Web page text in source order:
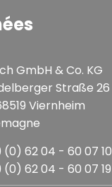
GmbH & Co. KG
Straße 26
Viernheim
(0) 62 04 - 60 07 10
(0) 62 04 - 60 07 19